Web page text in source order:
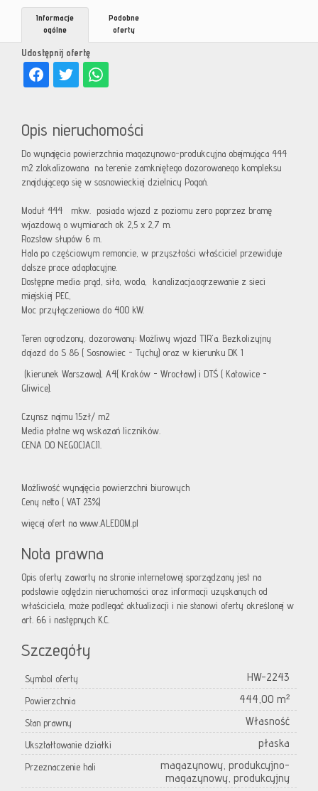
Udostępnij ofertę
Informacje
ogólne
Podobne
oferty
Opis nieruchomości
Do wynajęcia powierzchnia magazynowo-produkcyjna obejmująca 444
m2 zlokalizowana na terenie zamkniętego dozorowanego kompleksu
znajdującego się w sosnowieckiej dzielnicy Pogoń.
Moduł 444 mkw. posiada wjazd z poziomu zero poprzez bramę
wjazdową o wymiarach ok 2,5 x 2,7 m.
Rozstaw słupów 6 m.
Hala po częściowym remoncie, w przyszłości właściciel przewiduje
dalsze prace adaptacyjne.
Dostępne media: prąd, siła, woda, kanalizacja.ogrzewanie z sieci
miejskiej PEC,
Moc przyłączeniowa do 400 kW.
Teren ogrodzony, dozorowany; Możliwy wjazd TIR'a. Bezkolizyjny
dojazd do S 86 ( Sosnowiec - Tychy) oraz w kierunku DK 1
(kierunek Warszawa), A4( Kraków - Wrocław) i DTŚ ( Katowice -
Gliwice).
Czynsz najmu 15zł/ m2
Media płatne wg wskazań liczników.
CENA DO NEGOCJACJI.
Możliwość wynajęcia powierzchni biurowych
Ceny netto ( VAT 23%)
więcej ofert na www.ALEDOM.pl
Nota prawna
Opis oferty zawarty na stronie internetowej sporządzany jest na
podstawie oględzin nieruchomości oraz informacji uzyskanych od
właściciela, może podlegać aktualizacji i nie stanowi oferty określonej w
art. 66 i następnych K.C.
Szczegóły
Symbol oferty HW-2243
Powierzchnia 444,00 m²
Stan prawny Własność
Ukształtowanie działki płaska
Przeznaczenie hali
magazynowy, produkcyjno-
magazynowy, produkcyjny